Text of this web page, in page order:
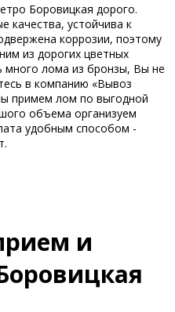
Боровицкая дорого.
качества, устойчива к
коррозии, поэтому
из дорогих цветных
много лома из бронзы, Вы не
в компанию «Вывоз
примем лом по выгодной
объема организуем
удобным способом -
и